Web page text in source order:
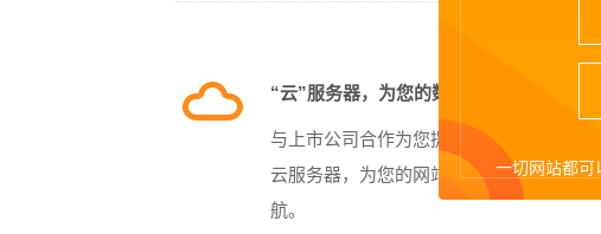
“云”服务器，为您的数据保驾护航
与上市公司合作为您提供高效、稳定的
云服务器，为您的网站安全运行保驾护
航。
一切网站都可